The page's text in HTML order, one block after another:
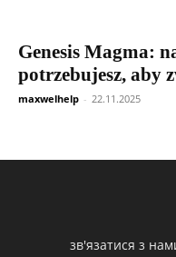
Genesis Magma:
potrzebujesz, aby
maxwelhelp - 22.11.2025
зв'язатися з